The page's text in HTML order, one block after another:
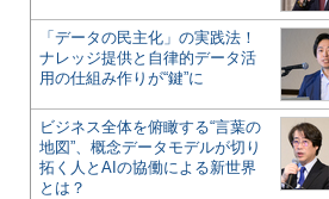
「データの民主化」の実践法！
ナレッジ提供と自律的データ活
用の仕組み作りが“鍵”に
ビジネス全体を俯瞰する“言葉の
地図”、概念データモデルが切り
拓く人とAIの協働による新世界
とは？